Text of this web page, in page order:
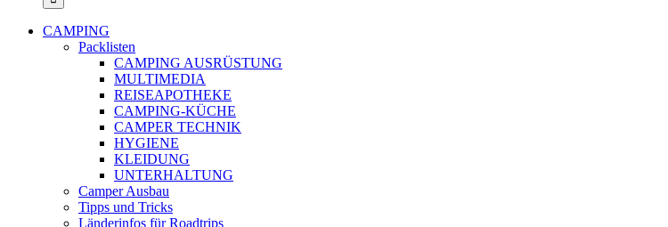
CAMPING
Packlisten
CAMPING AUSRÜSTUNG
MULTIMEDIA
REISEAPOTHEKE
CAMPING-KÜCHE
CAMPER TECHNIK
HYGIENE
KLEIDUNG
UNTERHALTUNG
Camper Ausbau
Tipps und Tricks
Länderinfos für Roadtrips